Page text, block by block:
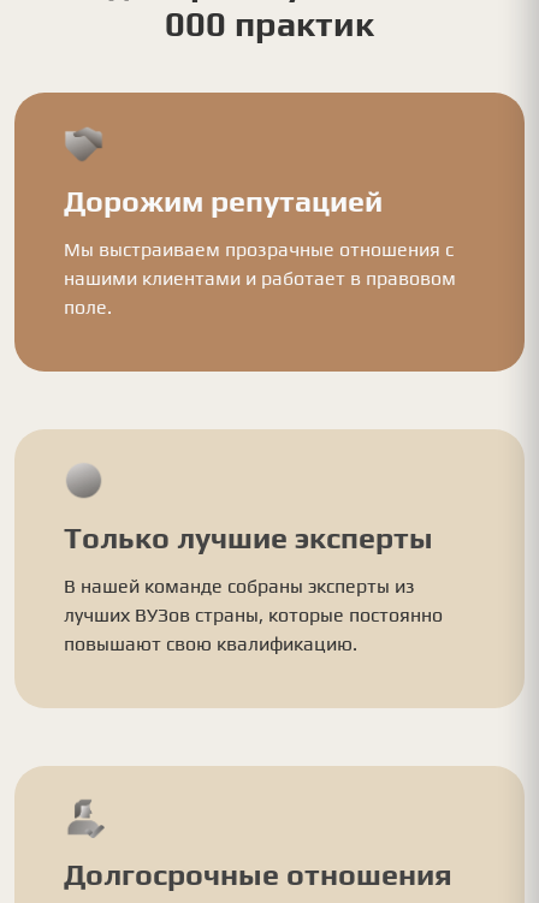
000 практик
Дорожим репутацией
Мы выстраиваем прозрачные отношения с
нашими клиентами и работает в правовом
поле.
Только лучшие эксперты
В нашей команде собраны эксперты из
лучших ВУЗов страны, которые постоянно
повышают свою квалификацию.
Долгосрочные отношения